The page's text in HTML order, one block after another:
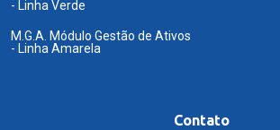
- Linha Verde
M.G.A. Módulo Gestão de Ativos
- Linha Amarela
Contato